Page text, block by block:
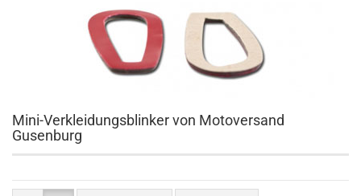
Mini-Verkleidungsblinker von Motoversand
Gusenburg